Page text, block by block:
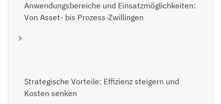
Anwendungsbereiche und Einsatzmöglichkeiten:
Von Asset- bis Prozess-Zwillingen
Strategische Vorteile: Effizienz steigern und
Kosten senken